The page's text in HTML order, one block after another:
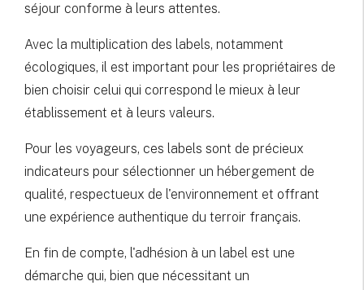
séjour conforme à leurs attentes.
Avec la multiplication des labels, notamment
écologiques, il est important pour les propriétaires de
bien choisir celui qui correspond le mieux à leur
établissement et à leurs valeurs.
Pour les voyageurs, ces labels sont de précieux
indicateurs pour sélectionner un hébergement de
qualité, respectueux de l'environnement et offrant
une expérience authentique du terroir français.
En fin de compte, l'adhésion à un label est une
démarche qui, bien que nécessitant un